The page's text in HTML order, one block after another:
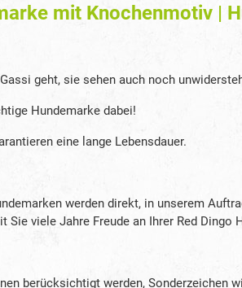
mit Knochenmotiv |
geht, sie sehen auch noch
Hundemarke dabei!
eine lange Lebensdauer.
werden direkt, in unserem
viele Jahre Freude an Ihrer Red Dingo
berücksichtigt werden, Sonderzeichen